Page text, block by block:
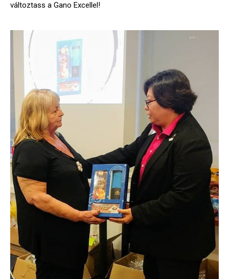
változtass a Gano Excellel!